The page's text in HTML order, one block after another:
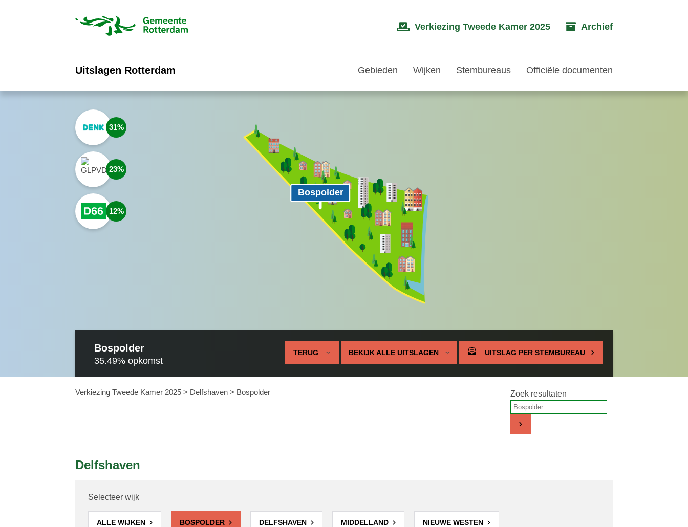
Verkiezing Tweede Kamer 2025 Archief
Uitslagen Rotterdam Gebieden Wijken Stembureaus Officiële documenten
Bospolder
31
23
12
Bospolder
35.49% opkomst
TERUG BEKIJK ALLE UITSLAGEN UITSLAG PER STEMBUREAU
Verkiezing Tweede Kamer 2025 > Delfshaven > Bospolder Zoek resultaten
Delfshaven
Selecteer wijk
ALLE WIJKEN BOSPOLDER DELFSHAVEN MIDDELLAND NIEUWE WESTEN